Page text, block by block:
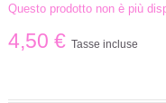
Questo prodotto non è più
4,50 € Tasse incluse